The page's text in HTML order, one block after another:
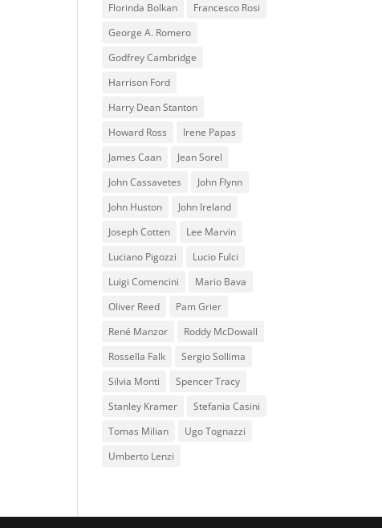
Florinda Bolkan
Francesco Rosi
George A. Romero
Godfrey Cambridge
Harrison Ford
Harry Dean Stanton
Howard Ross
Irene Papas
James Caan
Jean Sorel
John Cassavetes
John Flynn
John Huston
John Ireland
Joseph Cotten
Lee Marvin
Luciano Pigozzi
Lucio Fulci
Luigi Comencini
Mario Bava
Oliver Reed
Pam Grier
René Manzor
Roddy McDowall
Rossella Falk
Sergio Sollima
Silvia Monti
Spencer Tracy
Stanley Kramer
Stefania Casini
Tomas Milian
Ugo Tognazzi
Umberto Lenzi